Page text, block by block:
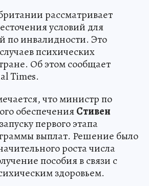
рассматривает
условий для
по инвалидности. Это
психических
Об этом сообщает
Times.
что министр по
обеспеченияСтивен
первого этапа
выплат. Решение было
роста числа
пособия в связи с
здоровьем.